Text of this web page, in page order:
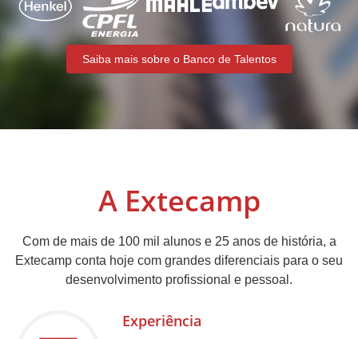
Saiba mais sobre o Banco de Talentos
A Extecamp
Com de mais de 100 mil alunos e 25 anos de história, a
Extecamp conta hoje com grandes diferenciais para o seu
desenvolvimento profissional e pessoal.
Experiência